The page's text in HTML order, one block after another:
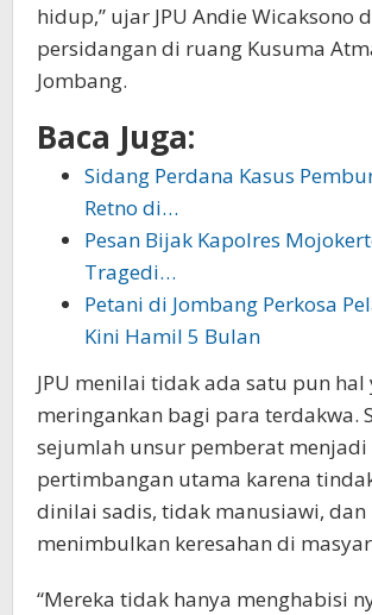
hidup,” ujar JPU Andie Wicaksono
persidangan di ruang Kusuma
Jombang.
Baca Juga:
Sidang Perdana Kasus
Retno di…
Pesan Bijak Kapolres
Tragedi…
Petani di Jombang Perkosa
Kini Hamil 5 Bulan
JPU menilai tidak ada satu pun hal
meringankan bagi para terdakwa.
sejumlah unsur pemberat menjadi
pertimbangan utama karena
dinilai sadis, tidak manusiawi, dan
menimbulkan keresahan di
“Mereka tidak hanya menghabisi